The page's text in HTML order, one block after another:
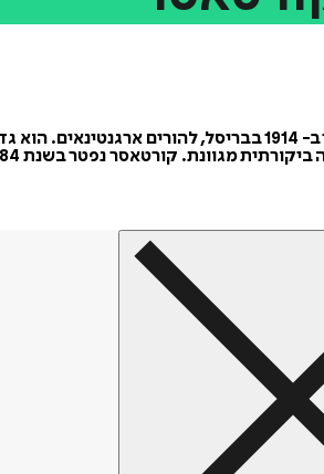
מגוונת. קורטאסר נפטר בשנת 1984.